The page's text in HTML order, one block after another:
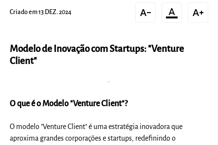
Criado em 13 DEZ. 2024 text_decrease format_color_text text_increase
Modelo de Inovação com Startups: "Venture
Client"
O que é o Modelo "Venture Client"?
O modelo "Venture Client" é uma estratégia inovadora que
aproxima grandes corporações e startups, redefinindo o